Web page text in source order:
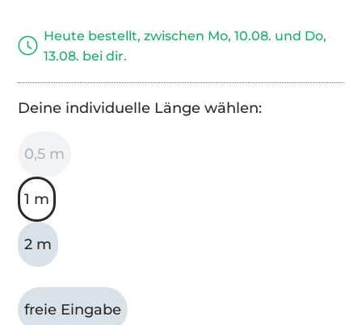
Heute bestellt, zwischen Mo, 10.08. und Do,
13.08. bei dir.
Deine individuelle Länge wählen:
0,5 m
1 m
2 m
freie Eingabe